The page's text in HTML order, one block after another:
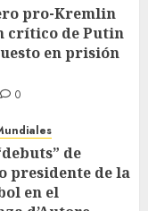
pro-Kremlin
crítico de Putin
en prisión
0
de
presidente de la
en el